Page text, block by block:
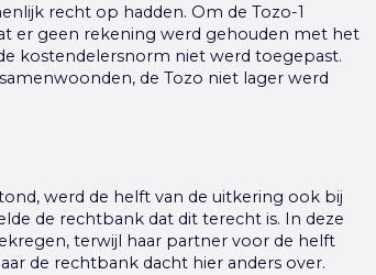
recht op hadden. Om de Tozo-1
er geen rekening werd gehouden met het
kostendelersnorm niet werd toegepast.
de Tozo niet lager werd
werd de helft van de uitkering ook bij
de rechtbank dat dit terecht is. In deze
terwijl haar partner voor de helft
de rechtbank dacht hier anders over.